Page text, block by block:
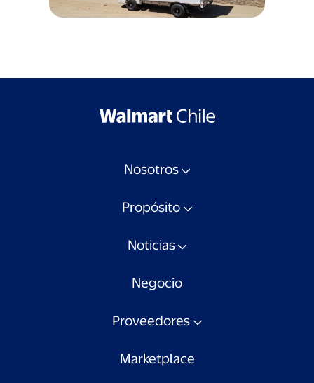
Nosotros
Propósito
Noticias
Negocio
Proveedores
Marketplace